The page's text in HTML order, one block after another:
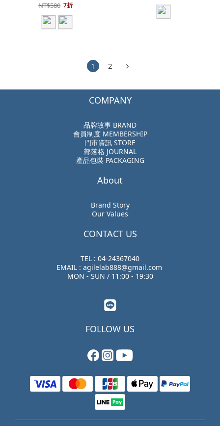
NT$580 7折
1 2
COMPANY
品牌故事 BRAND
會員制度 MEMBERSHIP
門市資訊 STORE
部落格 JOURNAL
產品包裝 PACKAGING
About
Brand Story
Our Values
CONTACT US
TEL : 04-24367040
EMAIL : agilelab888@gmail.com
MON - SUN / 11:00 - 19:30
FOLLOW US